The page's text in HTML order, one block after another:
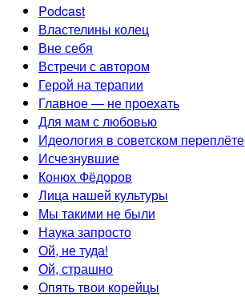
Podcast
Властелины колец
Вне себя
Встречи с автором
Герой на терапии
Главное — не проехать
Для мам с любовью
Идеология в советском переплёте
Исчезнувшие
Конюх Фёдоров
Лица нашей культуры
Мы такими не были
Наука запросто
Ой, не туда!
Ой, страшно
Опять твои корейцы